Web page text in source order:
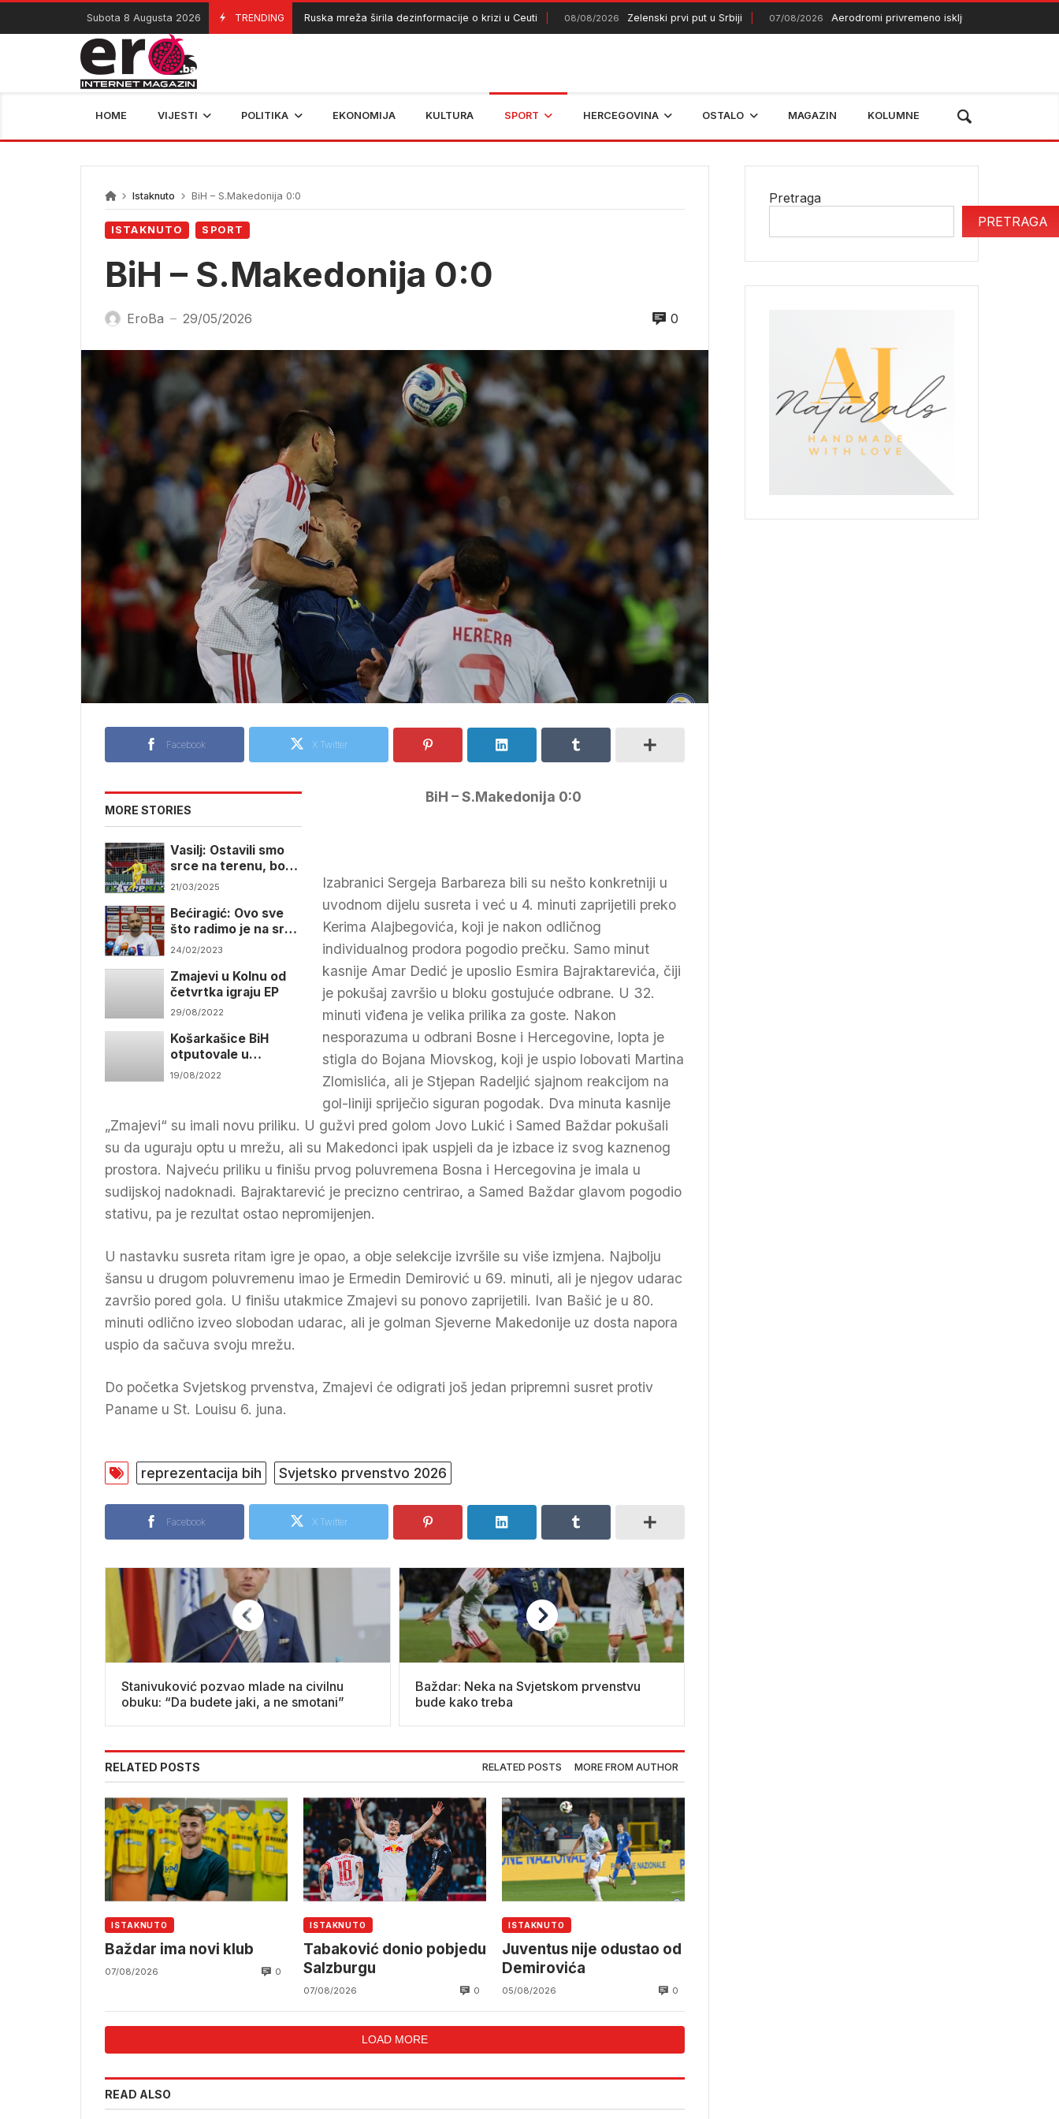
Skip
content
Subota 8 Augusta 2026 TRENDING
08/08/2026 Ruska mreža širila dezinformacije o krizi u Ceuti 08/08/2026 Zelenski prvi put u Srbiji 07/08/2026 Aerodromi privremeno isključuju EES zbog gužvi
HOME VIJESTI POLITIKA EKONOMIJA KULTURA SPORT HERCEGOVINA OSTALO MAGAZIN KOLUMNE
Istaknuto BiH – S.Makedonija 0:0
ISTAKNUTO SPORT
BiH – S.Makedonija 0:0
EroBa — 29/05/2026 0
Facebook X Twitter
MORE STORIES
Vasilj: Ostavili smo
srce na terenu, borili
smo se svi kao jedan
21/03/2025
Bećiragić: Ovo sve
što radimo je na srce
naših momaka i ove
24/02/2023
Zmajevi u Kolnu od
četvrtka igraju EP
29/08/2022
Košarkašice BiH
otputovale u
Francusku
19/08/2022
BiH – S.Makedonija 0:0
Izabranici Sergeja Barbareza bili su nešto konkretniji u
uvodnom dijelu susreta i već u 4. minuti zaprijetili preko
Kerima Alajbegovića, koji je nakon odličnog
individualnog prodora pogodio prečku. Samo minut
kasnije Amar Dedić je uposlio Esmira Bajraktarevića, čiji
je pokušaj završio u bloku gostujuće odbrane. U 32.
minuti viđena je velika prilika za goste. Nakon
nesporazuma u odbrani Bosne i Hercegovine, lopta je
stigla do Bojana Miovskog, koji je uspio lobovati Martina
Zlomislića, ali je Stjepan Radeljić sjajnom reakcijom na
gol-liniji spriječio siguran pogodak. Dva minuta kasnije
„Zmajevi“ su imali novu priliku. U gužvi pred golom Jovo Lukić i Samed Baždar pokušali
su da uguraju optu u mrežu, ali su Makedonci ipak uspjeli da je izbace iz svog kaznenog
prostora. Najveću priliku u finišu prvog poluvremena Bosna i Hercegovina je imala u
sudijskoj nadoknadi. Bajraktarević je precizno centrirao, a Samed Baždar glavom pogodio
stativu, pa je rezultat ostao nepromijenjen.
U nastavku susreta ritam igre je opao, a obje selekcije izvršile su više izmjena. Najbolju
šansu u drugom poluvremenu imao je Ermedin Demirović u 69. minuti, ali je njegov udarac
završio pored gola. U finišu utakmice Zmajevi su ponovo zaprijetili. Ivan Bašić je u 80.
minuti odlično izveo slobodan udarac, ali je golman Sjeverne Makedonije uz dosta napora
uspio da sačuva svoju mrežu.
Do početka Svjetskog prvenstva, Zmajevi će odigrati još jedan pripremni susret protiv
Paname u St. Louisu 6. juna.
reprezentacija bih Svjetsko prvenstvo 2026
Facebook X Twitter
Stanivuković pozvao mlade na civilnu
obuku: “Da budete jaki, a ne smotani”
Baždar: Neka na Svjetskom prvenstvu
bude kako treba
RELATED POSTS RELATED POSTS MORE FROM AUTHOR
ISTAKNUTO
Baždar ima novi klub
07/08/2026 0
ISTAKNUTO
Tabaković donio pobjedu
Salzburgu
07/08/2026 0
ISTAKNUTO
Juventus nije odustao od
Demirovića
05/08/2026 0
LOAD MORE
READ ALSO
Pretraga
PRETRAGA